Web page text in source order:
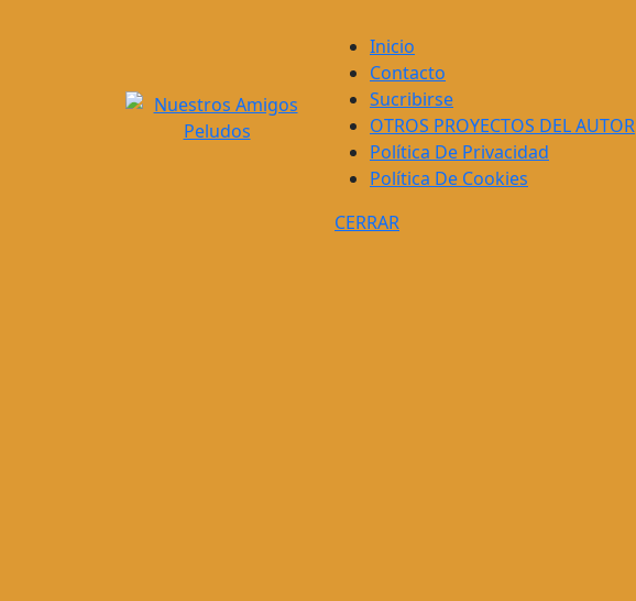
Inicio
Contacto
Sucribirse
OTROS PROYECTOS DEL AUTOR
Política De Privacidad
Política De Cookies
CERRAR